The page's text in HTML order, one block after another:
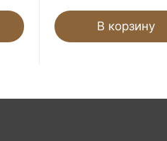
В корзину